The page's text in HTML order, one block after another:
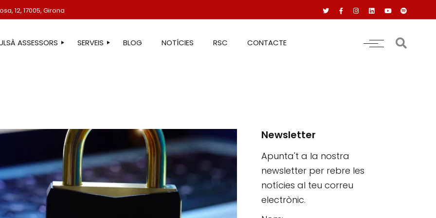
12, 17005, Girona
ASSESSORS SERVEIS
ASSESSORIA ADMINISTRATIVA
ASSESSORIA DE COMUNICACIÓ
ASSESSORIA EN ESTRANGERIA
PROTECCIÓ DE DADES
SERVEIS IMMOBILIARIS
BLOG NOTÍCIES RSC CONTACTE
Newsletter
Apunta't a la nostra
newsletter per rebre les
notícies al teu correu
electrònic.